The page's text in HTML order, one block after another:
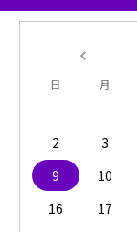
日 月
2
3
9
10
16
17